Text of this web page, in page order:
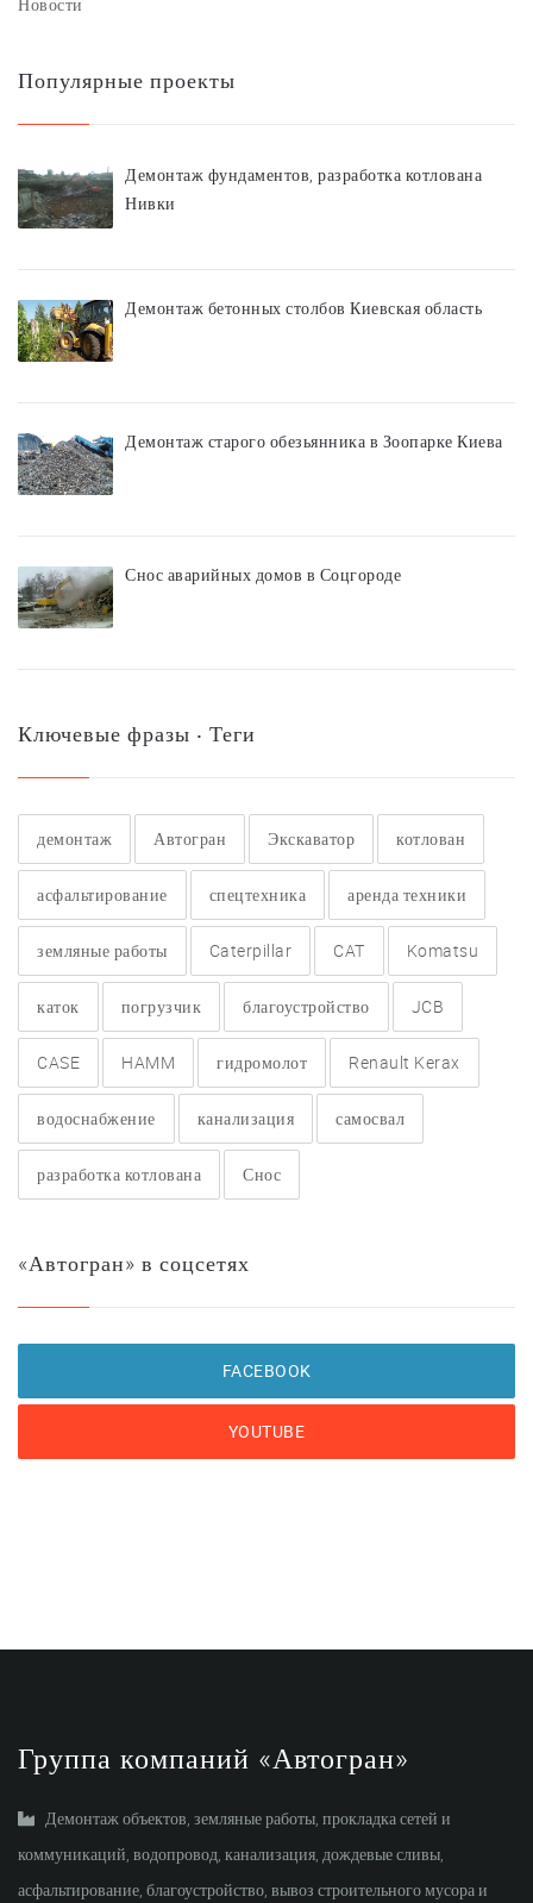
Популярные проекты
Демонтаж фундаментов, разработка котлована
Нивки
Демонтаж бетонных столбов Киевская область
Демонтаж старого обезьянника в Зоопарке Киева
Снос аварийных домов в Соцгороде
Ключевые фразы ‧ Теги
демонтаж Автогран Экскаватор котлован
асфальтирование спецтехника аренда техники
земляные работы Caterpillar CAT Komatsu
каток погрузчик благоустройство JCB
CASE HAMM гидромолот Renault Kerax
водоснабжение канализация самосвал
разработка котлована Снос
«Автогран» в соцсетях
FACEBOOK
YOUTUBE
Группа компаний «Автогран»
Демонтаж объектов, земляные работы, прокладка сетей и
коммуникаций, водопровод, канализация, дождевые сливы,
асфальтирование, благоустройство, вывоз строительного мусора и